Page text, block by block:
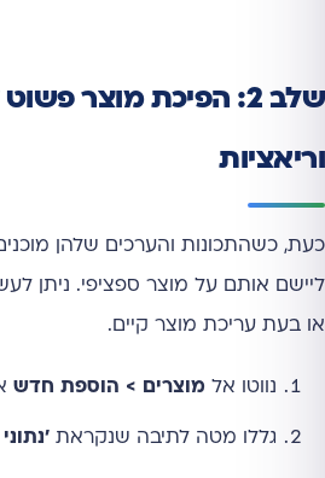
שלב 2: הפיכת מוצר
וריאציות
כעת, כשהתכונות והערכים שלהן
ליישם אותם על מוצר ספציפי. ניתן
או בעת עריכת מוצר קיים.
נווטו אל מוצרים > הוספת חדש
גללו מטה לתיבה שנקראת